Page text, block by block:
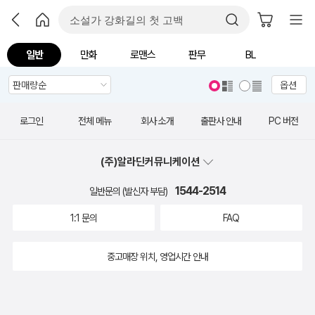
일반 만화 로맨스 판무 BL
옵션
로그인 전체 메뉴 회사 소개 출판사 안내 PC 버전
(주)알라딘커뮤니케이션
일반문의 (발신자 부담) 1544-2514
1:1 문의 FAQ
중고매장 위치, 영업시간 안내